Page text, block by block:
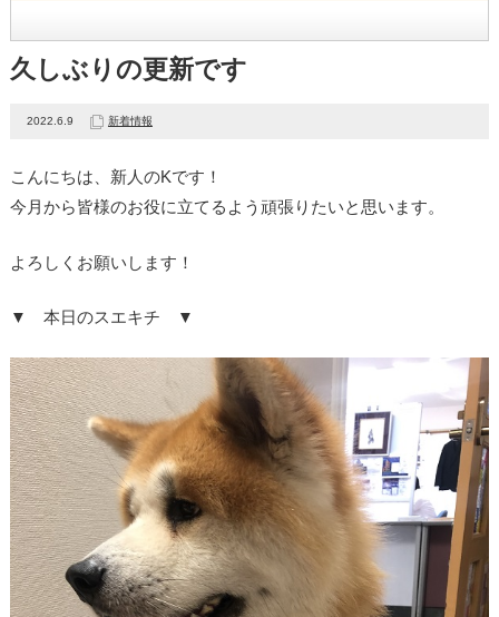
久しぶりの更新です
2022.6.9 新着情報
こんにちは、新人のKです！
今月から皆様のお役に立てるよう頑張りたいと思います。
よろしくお願いします！
▼ 本日のスエキチ ▼